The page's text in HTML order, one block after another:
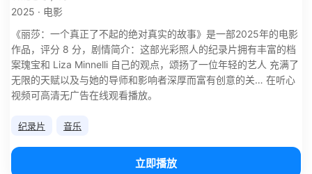
2025 · 电影
《丽莎：一个真正了不起的绝对真实的故事》是一部2025年的电影
作品，评分 8 分，剧情简介：这部光彩照人的纪录片拥有丰富的档
案瑰宝和 Liza Minnelli 自己的观点，颂扬了一位年轻的艺人 充满了
无限的天赋以及与她的导师和影响者深厚而富有创意的关… 在听心
视频可高清无广告在线观看播放。
纪录片 音乐
立即播放